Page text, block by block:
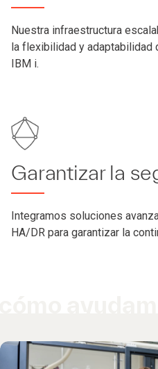
Nuestra infraestructura
la flexibilidad y adaptabilidad
IBM i.
Garantizar la
Integramos soluciones
HA/DR para garantizar la